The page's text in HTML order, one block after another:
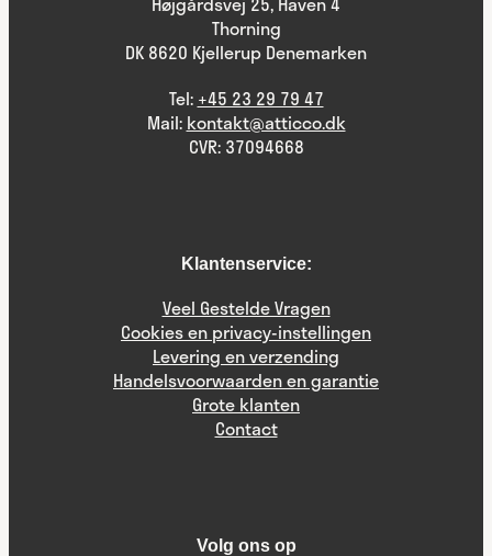
Thorning
DK 8620 Kjellerup Denemarken
Tel: +45 23 29 79 47
Mail: kontakt@atticco.dk
CVR: 37094668
Klantenservice:
Veel Gestelde Vragen
Cookies en privacy-instellingen
Levering en verzending
Handelsvoorwaarden en garantie
Grote klanten
Contact
Volg ons op